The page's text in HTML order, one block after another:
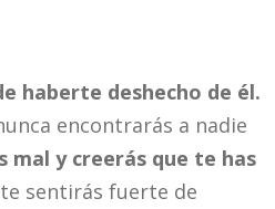
haberte deshecho de él.
encontrarás a nadie
mal y creerás que te has
te sentirás fuerte de